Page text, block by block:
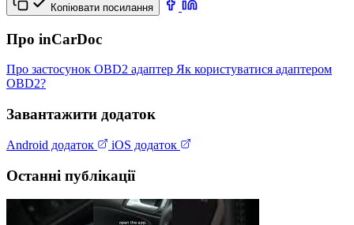
Копіювати посилання
Про inCarDoc
Про застосунок OBD2 адаптер Як користуватися адаптером
OBD2?
Завантажити додаток
Android додаток iOS додаток
Останні публікації